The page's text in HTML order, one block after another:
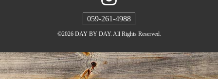
059-261-4988
©2026 DAY BY DAY. All Rights Reserved.